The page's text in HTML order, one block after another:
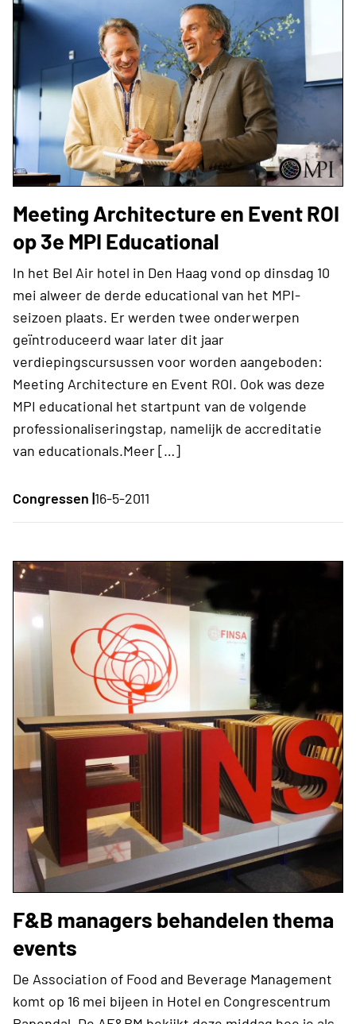
Meeting Architecture en Event ROI
op 3e MPI Educational
In het Bel Air hotel in Den Haag vond op dinsdag 10
mei alweer de derde educational van het MPI-
seizoen plaats. Er werden twee onderwerpen
geïntroduceerd waar later dit jaar
verdiepingscursussen voor worden aangeboden:
Meeting Architecture en Event ROI. Ook was deze
MPI educational het startpunt van de volgende
professionaliseringstap, namelijk de accreditatie
van educationals.Meer […]
Congressen |16-5-2011
F&B managers behandelen thema
events
De Association of Food and Beverage Management
komt op 16 mei bijeen in Hotel en Congrescentrum